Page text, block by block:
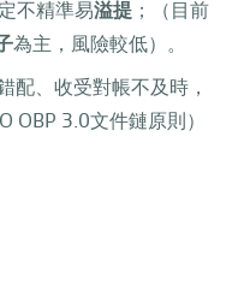
不精準易溢提 ；（目前
為主，風險較低）。
配、收受對帳不及時，
OBP 3.0文件鏈原則）